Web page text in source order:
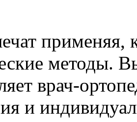
применяя,
методы.
врач-
и